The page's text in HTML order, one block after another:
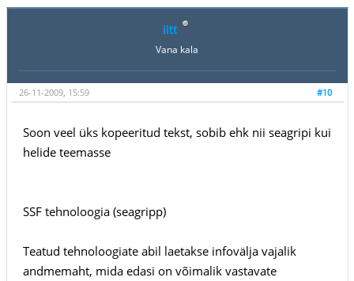
iitt
Vana kala
#10
26-11-2009, 15:59
Soon veel üks kopeeritud tekst, sobib ehk nii seagripi kui
helide teemasse
SSF tehnoloogia (seagripp)
Teatud tehnoloogiate abil laetakse infovälja vajalik
andmemaht, mida edasi on võimalik vastavate